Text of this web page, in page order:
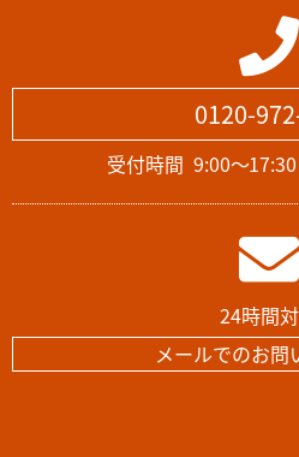
0120-
受付時間 9:00～17:30
24時間
メールでのお問